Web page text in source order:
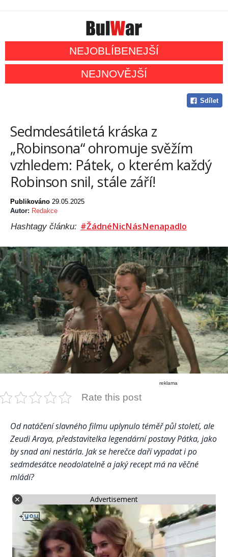
NEJOBLÍBENEJŠÍ
NEJNOVĚJŠÍ
Sdílet
Sedmdesátiletá kráska z
„Robinsona“ ohromuje svěžím
vzhledem: Pátek, o kterém každý
Robinson snil, stále září!
Publikováno 29.05.2025
Autor: Redakce
Hashtagy článku: #ŽádnéNicNásNenapadlo
reklama
Rate this post
Od natáčení slavného filmu uplynulo téměř půl století, ale
Zeudi Araya, představitelka legendární postavy Pátka, jako
by snad ani nestárla. Jak se herečce daří vypadat i po
sedmdesátce neodolatelně a jaký recept má na věčné
mládí?
Advertisement